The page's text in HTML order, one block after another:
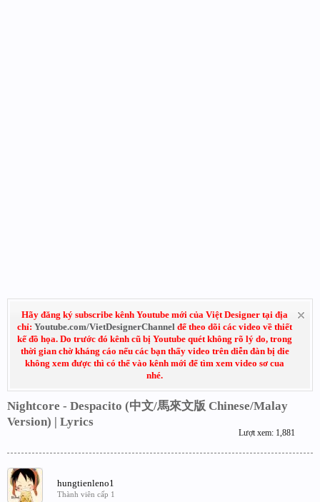
Hãy đăng ký subscribe kênh Youtube mới của Việt Designer tại địa
chỉ: Youtube.com/VietDesignerChannel để theo dõi các video về thiết
kế đồ họa. Do trước đó kênh cũ bị Youtube quét không rõ lý do, trong
thời gian chờ kháng cáo nếu các bạn thấy video trên diễn đàn bị die
không xem được thì có thể vào kênh mới để tìm xem video sơ cua
nhé.
Nightcore - Despacito (中文/馬來文版 Chinese/Malay
Version) | Lyrics
Lượt xem: 1,881
hungtienleno1
Thành viên cấp 1